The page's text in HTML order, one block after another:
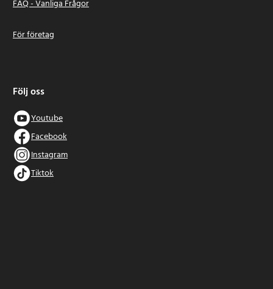
FAQ - Vanliga Frågor
För företag
Följ oss
Youtube
Facebook
Instagram
Tiktok